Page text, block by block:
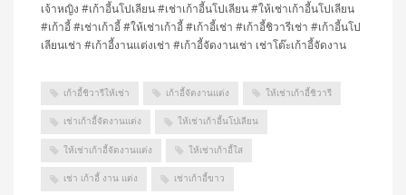
เจ้าหญิง #เก้าอี้นโปเลียน #เช่าเก้าอี้นโปเลียน #ให้เช่าเก้าอี้นโปเลียน
#เก้าอี้ #เช่าเก้าอี้ #ให้เช่าเก้าอี้ #เก้าอี้เช่า #เก้าอี้ชิวารีเช่า #เก้าอี้นโป
เลียนเช่า #เก้าอี้งานแต่งเช่า #เก้าอี้จัดงานเช่า เช่าโต๊ะเก้าอี้จัดงาน
เก้าอี้ชิวารีให้เช่า เก้าอี้จัดงานแต่ง ให้เช่าเก้าอี้ชิวารี
เช่าเก้าอี้จัดงานแต่ง ให้เช่าเก้าอี้นโปเลียน
ให้เช่าเก้าอี้จัดงานแต่ง ให้เช่าเก้าอี้ใส
เช่า เก้าอี้ งาน แต่ง เช่าเก้าอี้ขาว